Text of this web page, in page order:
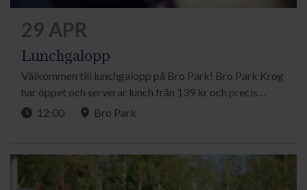
29 APR
Lunchgalopp
Välkommen till lunchgalopp på Bro Park! Bro Park Krog
har öppet och serverar lunch från 139 kr och precis
utanför fönstret kan du följa dagens sju lopp. Du kan
12:00 Bro Park